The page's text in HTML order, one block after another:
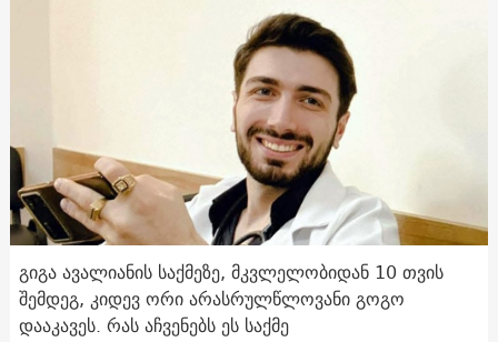
გიგა ავალიანის საქმეზე, მკვლელობიდან 10 თვის
შემდეგ, კიდევ ორი არასრულწლოვანი გოგო
დააკავეს. რას აჩვენებს ეს საქმე